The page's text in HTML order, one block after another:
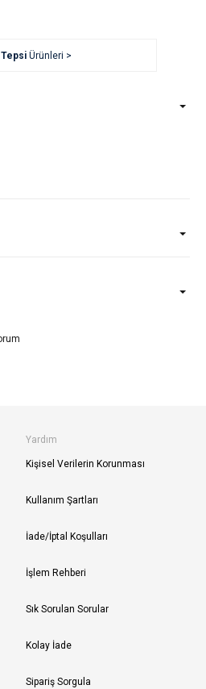
Tepsi Ürünleri >
Yardım
Kişisel Verilerin Korunması
Kullanım Şartları
İade/İptal Koşulları
İşlem Rehberi
Sık Sorulan Sorular
Kolay İade
Sipariş Sorgula